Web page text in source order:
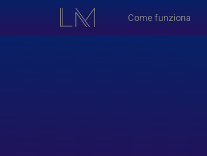
Come funziona